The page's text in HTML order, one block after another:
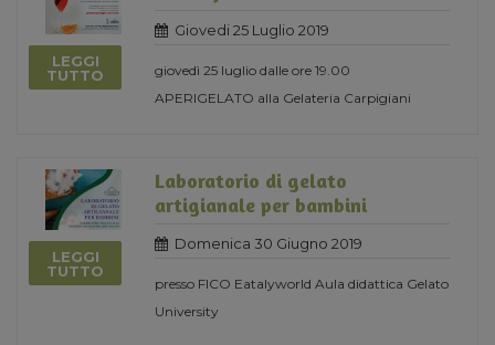
LEGGI
TUTTO
Giovedi 25 Luglio 2019
giovedì 25 luglio dalle ore 19.00
APERIGELATO alla Gelateria Carpigiani
LEGGI
TUTTO
Laboratorio di gelato
artigianale per bambini
Domenica 30 Giugno 2019
presso FICO Eatalyworld Aula didattica Gelato
University